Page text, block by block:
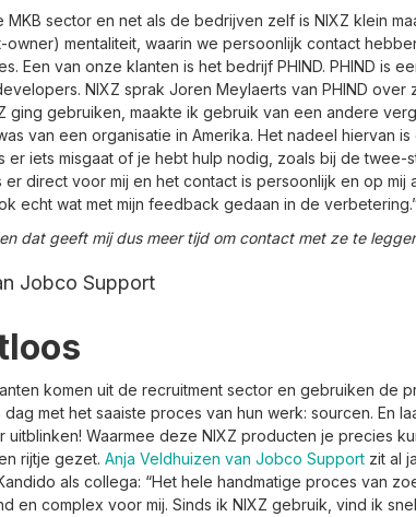
sector en net als de bedrijven zelf is NIXZ klein
owner) mentaliteit, waarin we persoonlijk contact
Een van onze klanten is het bedrijf PHIND. PHIND is
NIXZ sprak Joren Meylaerts van PHIND over
ging gebruiken, maakte ik gebruik van een andere
van een organisatie in Amerika. Het nadeel hiervan
er iets misgaat of je hebt hulp nodig, zoals bij de
er direct voor mij en het contact is persoonlijk en op mij
echt wat met mijn feedback gedaan in de
dat geeft mij dus meer tijd om contact met ze te
Jobco Support
komen uit de recruitment sector en gebruiken de
met het saaiste proces van hun werk: sourcen. En
uitblinken! Waarmee deze NIXZ producten je precies
rijtje gezet. Anja Veldhuizen van Jobco Support zit al
als collega: “Het hele handmatige proces van
en complex voor mij. Sinds ik NIXZ gebruik, vind ik